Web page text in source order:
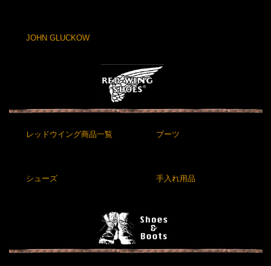
JOHN GLUCKOW
レッドウイング商品一覧 ブーツ
シューズ 手入れ用品